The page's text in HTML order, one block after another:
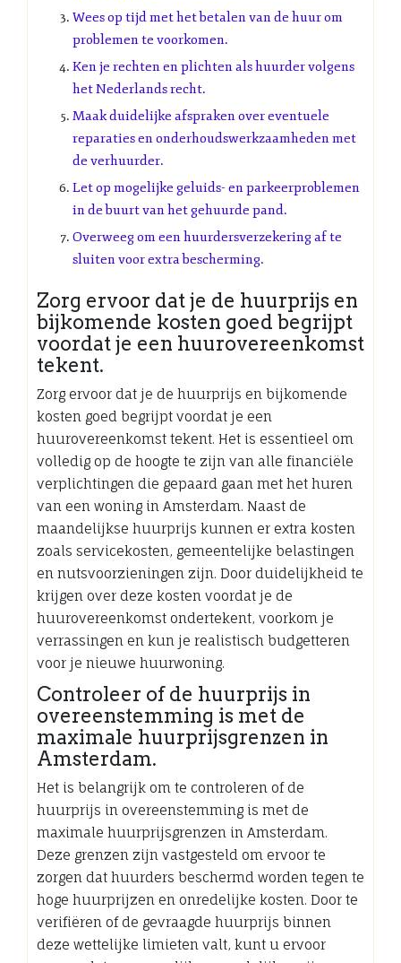
Wees op tijd met het betalen van de huur om
problemen te voorkomen.
Ken je rechten en plichten als huurder volgens
het Nederlands recht.
Maak duidelijke afspraken over eventuele
reparaties en onderhoudswerkzaamheden met
de verhuurder.
Let op mogelijke geluids- en parkeerproblemen
in de buurt van het gehuurde pand.
Overweeg om een ​​huurdersverzekering af te
sluiten voor extra bescherming.
Zorg ervoor dat je de huurprijs en
bijkomende kosten goed begrijpt
voordat je een huurovereenkomst
tekent.
Zorg ervoor dat je de huurprijs en bijkomende
kosten goed begrijpt voordat je een
huurovereenkomst tekent. Het is essentieel om
volledig op de hoogte te zijn van alle financiële
verplichtingen die gepaard gaan met het huren
van een woning in Amsterdam. Naast de
maandelijkse huurprijs kunnen er extra kosten
zoals servicekosten, gemeentelijke belastingen
en nutsvoorzieningen zijn. Door duidelijkheid te
krijgen over deze kosten voordat je de
huurovereenkomst ondertekent, voorkom je
verrassingen en kun je realistisch budgetteren
voor je nieuwe huurwoning.
Controleer of de huurprijs in
overeenstemming is met de
maximale huurprijsgrenzen in
Amsterdam.
Het is belangrijk om te controleren of de
huurprijs in overeenstemming is met de
maximale huurprijsgrenzen in Amsterdam.
Deze grenzen zijn vastgesteld om ervoor te
zorgen dat huurders beschermd worden tegen te
hoge huurprijzen en onredelijke kosten. Door te
verifiëren of de gevraagde huurprijs binnen
deze wettelijke limieten valt, kunt u ervoor